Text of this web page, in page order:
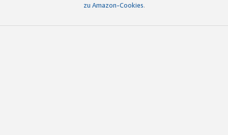
zu Amazon-Cookies.